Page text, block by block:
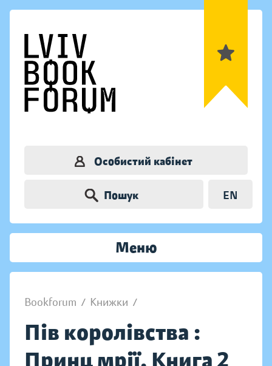
Особистий кабінет
Пошук EN
Меню
Bookforum / Книжки /
Пів королівства :
Принц мрії. Книга 2